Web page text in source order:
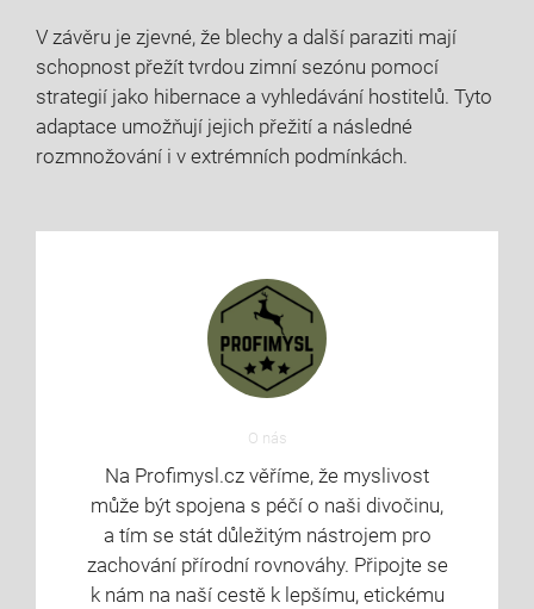
V závěru je zjevné, že blechy a další paraziti mají
schopnost přežít tvrdou zimní sezónu pomocí
strategií jako hibernace a vyhledávání hostitelů. Tyto
adaptace umožňují jejich přežití a následné
rozmnožování i v extrémních podmínkách.
O nás
Na Profimysl.cz věříme, že myslivost
může být spojena s péčí o naši divočinu,
a tím se stát důležitým nástrojem pro
zachování přírodní rovnováhy. Připojte se
k nám na naší cestě k lepšímu, etickému